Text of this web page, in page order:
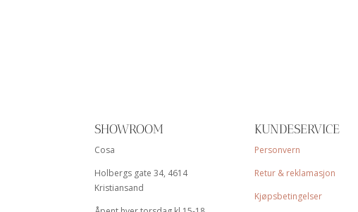
SHOWROOM
Cosa
Holbergs gate 34, 4614
Kristiansand
KUNDESERVICE
Personvern
Retur & reklamasjon
Kjøpsbetingelser